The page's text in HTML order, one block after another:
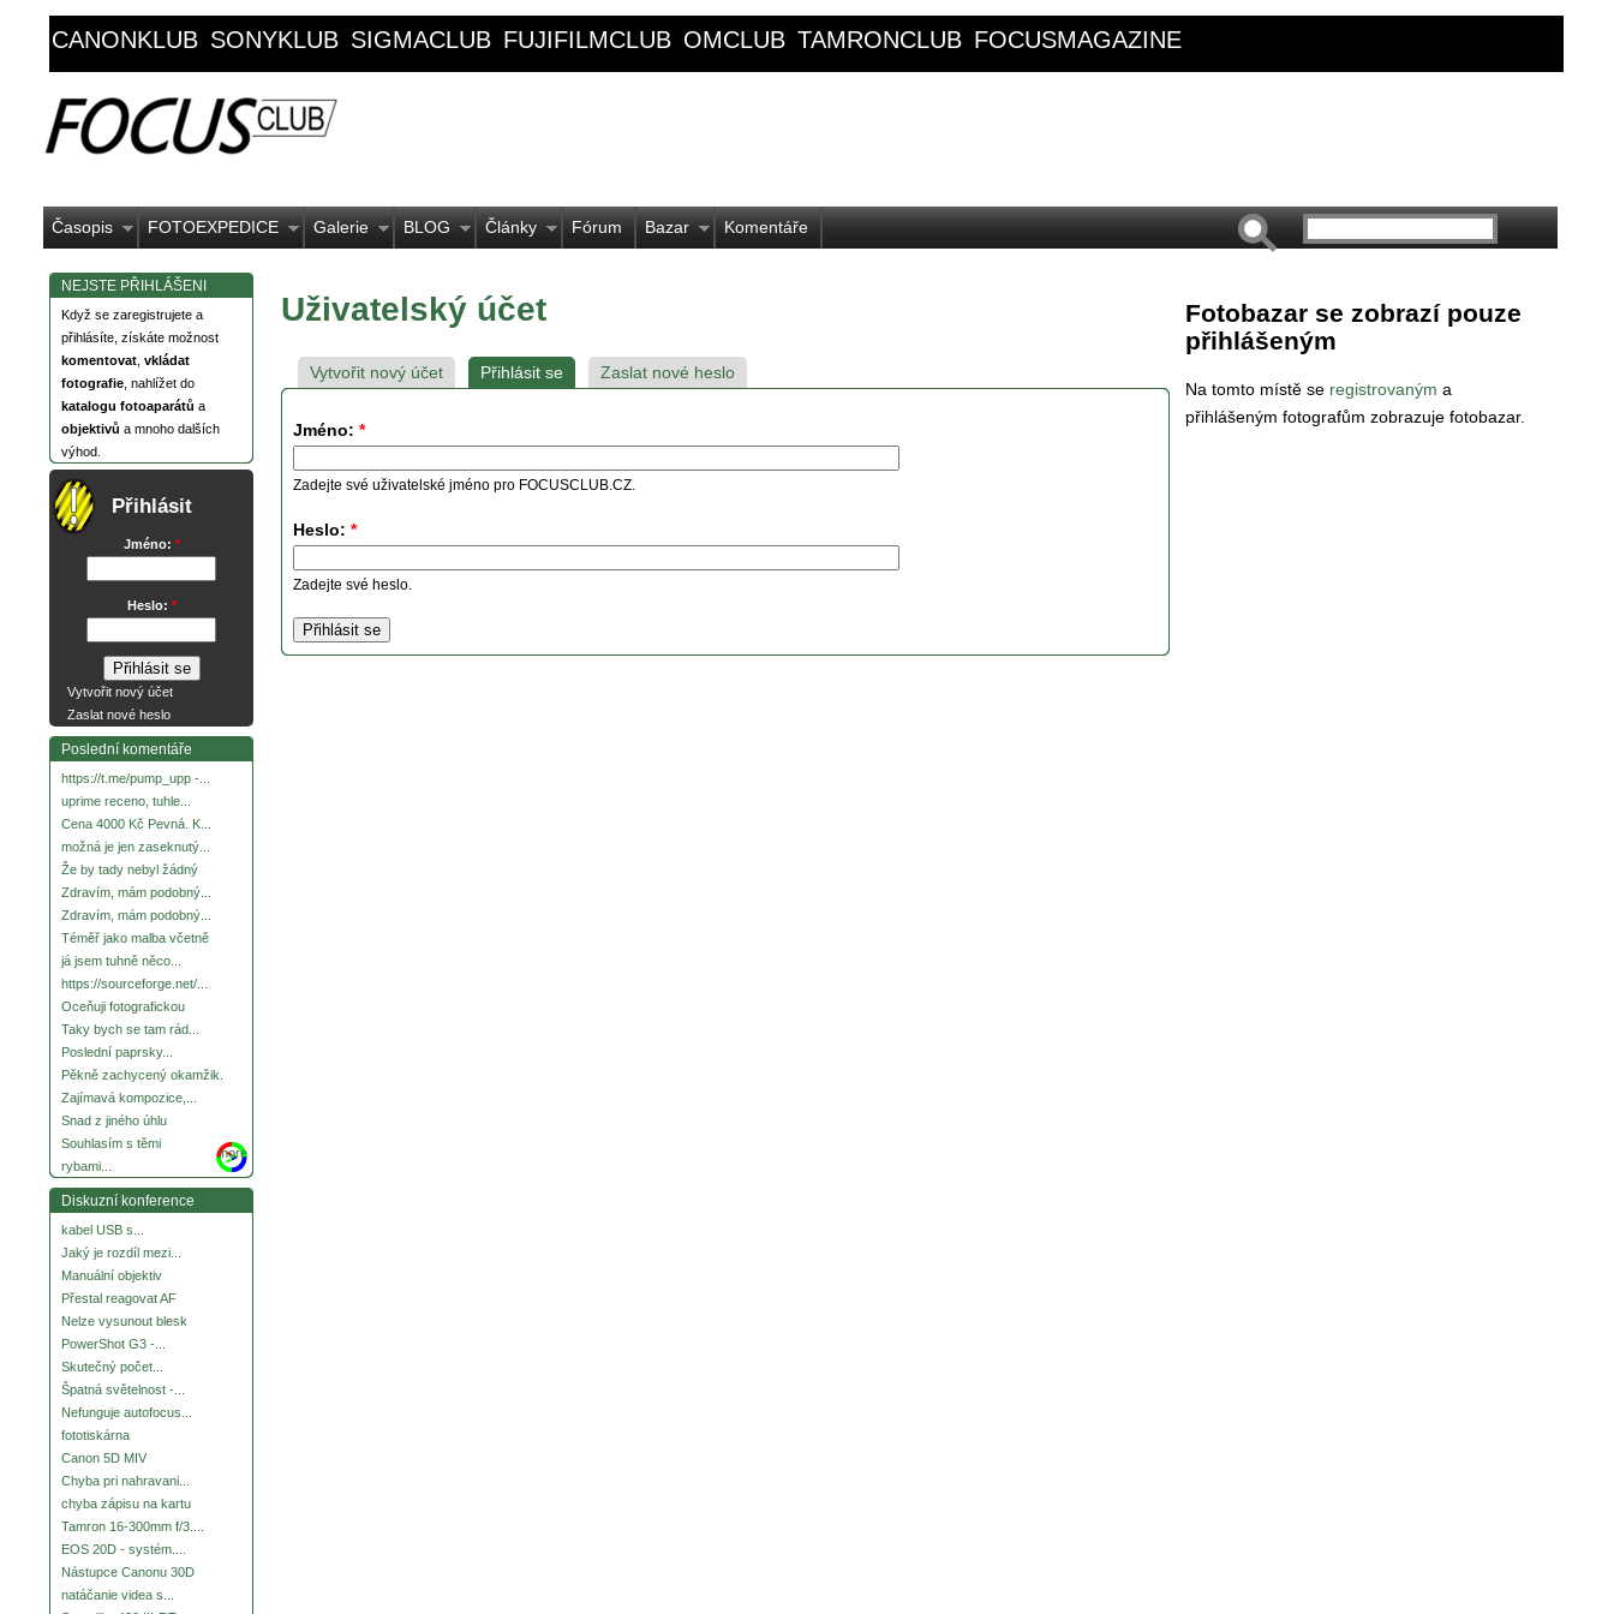
CANONKLUB SONYKLUB SIGMACLUB FUJIFILMCLUB OMCLUB TAMRONCLUB FOCUSMAGAZINE
Časopis FOTOEXPEDICE Galerie BLOG Články Fórum Bazar Komentáře
NEJSTE PŘIHLÁŠENI
Když se zaregistrujete a
přihlásíte, získáte možnost
komentovat vkládat
fotografie , nahlížet do
katalogu fotoaparátů a
objektivů a mnoho dalších
výhod.
Přihlásit
Jméno: *
Heslo: *
Vytvořit nový účet
Zaslat nové heslo
Poslední komentáře
https://t.me/pump_upp -...
uprime receno, tuhle...
Cena 4000 Kč Pevná. K...
možná je jen zaseknutý...
Že by tady nebyl žádný
Zdravím, mám podobný...
Zdravím, mám podobný...
Téměř jako malba včetně
já jsem tuhně něco...
https://sourceforge.net/...
Oceňuji fotografickou
Taky bych se tam rád...
Poslední paprsky...
Pěkně zachycený okamžik.
Zajímavá kompozice,...
Snad z jiného úhlu
Souhlasím s těmi
rybami...
more
Diskuzní konference
kabel USB s...
Jaký je rozdíl mezi...
Manuální objektiv
Přestal reagovat AF
Nelze vysunout blesk
PowerShot G3 -...
Skutečný počet...
Špatná světelnost -...
Nefunguje autofocus...
fototiskárna
Canon 5D MIV
Chyba pri nahravani...
chyba zápisu na kartu
Tamron 16-300mm f/3....
EOS 20D - systém....
Nástupce Canonu 30D
natáčanie videa s...
Uživatelský účet
Vytvořit nový účet Přihlásit se Zaslat nové heslo
Jméno: *
Zadejte své uživatelské jméno pro FOCUSCLUB.CZ.
Heslo: *
Zadejte své heslo.
Fotobazar se zobrazí pouze
přihlášeným
Na tomto místě se registrovaným a
přihlášeným fotografům zobrazuje fotobazar.